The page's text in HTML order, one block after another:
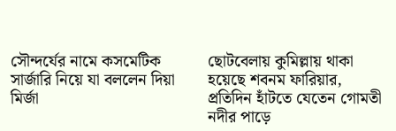
সৌন্দর্যের নামে কসমেটিক
সার্জারি নিয়ে যা বললেন দিয়া
মির্জা
ছোটবেলায় কুমিল্লায় থাকা
হয়েছে শবনম ফারিয়ার,
প্রতিদিন হাঁটতে যেতেন গোমতী
নদীর পাড়ে